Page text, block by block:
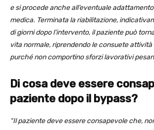
e si procede anche all’eventuale
medica. Terminata la riabilitazione,
di giorni dopo l’intervento, il paziente può
vita normale, riprendendo le consuete attività
purché non comportino sforzi lavorativi
Di cosa deve essere
paziente dopo il bypass?
“Il paziente deve essere consapevole che,